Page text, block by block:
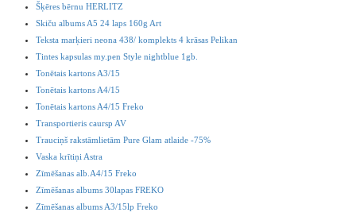
Šķēres bērnu HERLITZ
Skiču albums A5 24 laps 160g Art
Teksta marķieri neona 438/ komplekts 4 krāsas Pelikan
Tintes kapsulas my.pen Style nightblue 1gb.
Tonētais kartons A3/15
Tonētais kartons A4/15
Tonētais kartons A4/15 Freko
Transportieris caursp AV
Trauciņš rakstāmlietām Pure Glam atlaide -75%
Vaska krītiņi Astra
Zīmēšanas alb.A4/15 Freko
Zīmēšanas albums 30lapas FREKO
Zīmēšanas albums A3/15lp Freko